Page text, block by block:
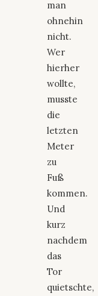
man
ohnehin
nicht.
Wer
hierher
wollte,
musste
die
letzten
Meter
zu
Fuß
kommen.
Und
kurz
nachdem
das
Tor
quietschte,